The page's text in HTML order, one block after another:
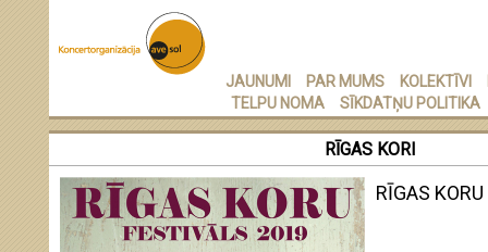
JAUNUMI PAR MUMS KOLEKTĪVI
TELPU NOMA
SĪKDATŅU POLITIKA
RĪGAS KORI
RĪGAS